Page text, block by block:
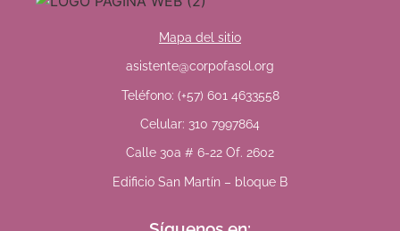
Mapa del sitio
asistente@corpofasol.org
Teléfono: (+57) 601 4633558
Celular: 310 7997864
Calle 30a # 6-22 Of. 2602
Edificio San Martín – bloque B